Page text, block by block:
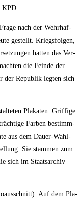
KPD.
nach der Wehr­haf­
gestellt. Kriegs­fol­gen,
hat­ten das Ver­
die Fein­de der
der Repu­blik leg­ten sich
Pla­ka­ten. Grif­fi­ge
Far­ben bestimm­
aus dem Dau­er-Wahl­
Sie stam­men zum
sich im Staats­ar­chiv
Auf dem Pla­